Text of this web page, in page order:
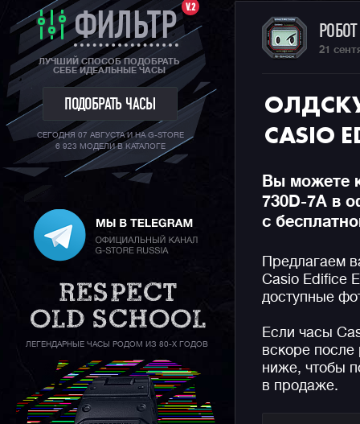
V.2
ФИЛЬТР
ЛУЧШИЙ СПОСОБ ПОДОБРАТЬ
СЕБЕ ИДЕАЛЬНЫЕ ЧАСЫ
ПОДОБРАТЬ ЧАСЫ
СЕГОДНЯ 07 АВГУСТА И НА G-STORE
6 923 МОДЕЛИ В КАТАЛОГЕ
ЛЕГЕНДАРНЫЕ ЧАСЫ РОДОМ ИЗ 80-Х ГОДОВ
21
CASIO
Вы можете
730D-7A в
с
Предлагаем
Casio Edifice
доступные
Если часы
вскоре
ниже, чтобы
в продаже.